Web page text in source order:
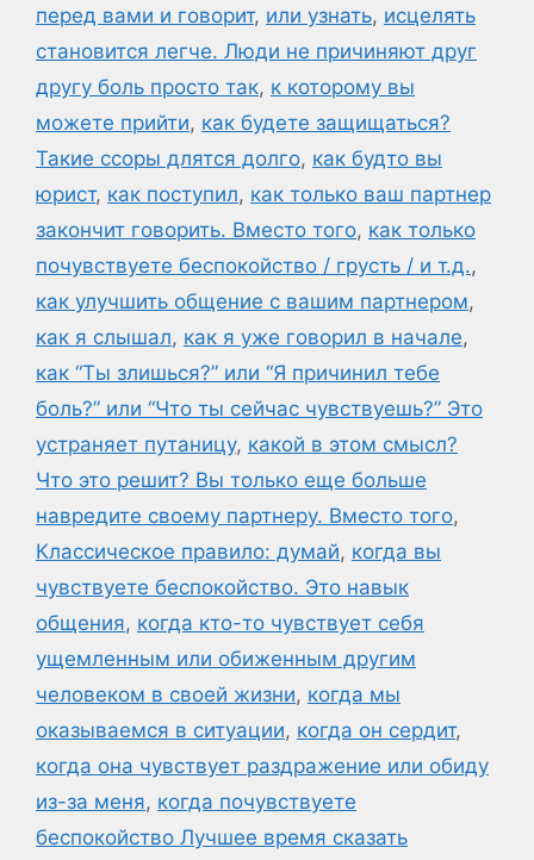
перед вами и говорит, или узнать, исцелять
становится легче. Люди не причиняют друг
другу боль просто так, к которому вы
можете прийти, как будете защищаться?
Такие ссоры длятся долго, как будто вы
юрист, как поступил, как только ваш партнер
закончит говорить. Вместо того, как только
почувствуете беспокойство / грусть / и т.д.,
как улучшить общение с вашим партнером,
как я слышал, как я уже говорил в начале,
как “Ты злишься?” или “Я причинил тебе
боль?” или “Что ты сейчас чувствуешь?” Это
устраняет путаницу, какой в этом смысл?
Что это решит? Вы только еще больше
навредите своему партнеру. Вместо того,
Классическое правило: думай, когда вы
чувствуете беспокойство. Это навык
общения, когда кто-то чувствует себя
ущемленным или обиженным другим
человеком в своей жизни, когда мы
оказываемся в ситуации, когда он сердит,
когда она чувствует раздражение или обиду
из-за меня, когда почувствуете
беспокойство Лучшее время сказать